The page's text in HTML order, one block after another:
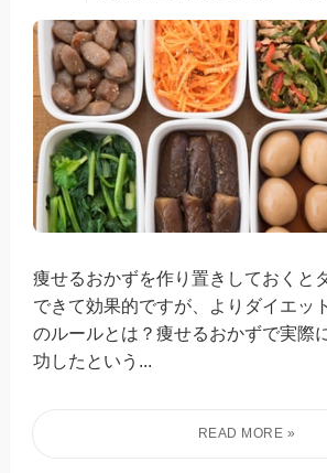
痩せるおかずを作り置きしておくと
できて効果的ですが、よりダイエッ
のルールとは？痩せるおかずで実際
功したという...